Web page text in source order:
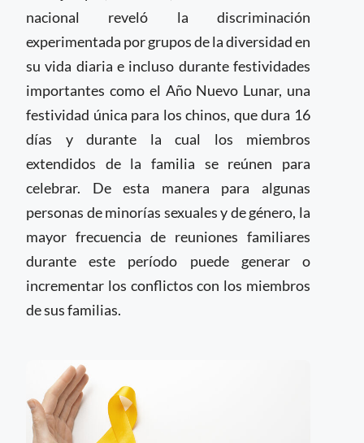
nacional reveló la discriminación
experimentada por grupos de la diversidad en
su vida diaria e incluso durante festividades
importantes como el Año Nuevo Lunar, una
festividad única para los chinos, que dura 16
días y durante la cual los miembros
extendidos de la familia se reúnen para
celebrar. De esta manera para algunas
personas de minorías sexuales y de género, la
mayor frecuencia de reuniones familiares
durante este período puede generar o
incrementar los conflictos con los miembros
de sus familias.